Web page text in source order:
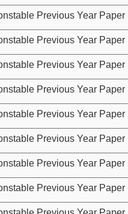
Previous Year
Previous Year
Previous Year
Previous Year
Previous Year
Previous Year
Previous Year
Previous Year